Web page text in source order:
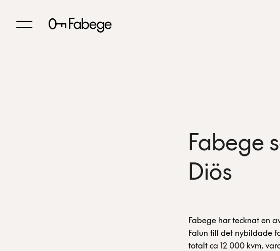
Fabege
Diös
Fabege har tecknat en
Falun till det nybildade
totalt ca 12 000 kvm,